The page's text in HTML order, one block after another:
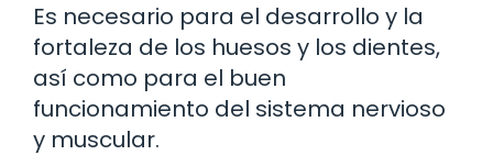
Es necesario para el desarrollo y la
fortaleza de los huesos y los dientes,
así como para el buen
funcionamiento del sistema nervioso
y muscular.